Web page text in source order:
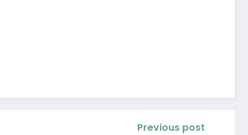
Previous post